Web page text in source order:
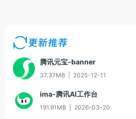
更新推荐
腾讯元宝-banner
37.37MB 2025-12-11
ima-腾讯AI工作台
191.91MB 2026-03-20